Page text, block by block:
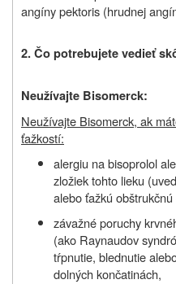
angíny pektoris (hrudnej
2. Čo potrebujete vedieť
Neužívajte Bisomerck:
Neužívajte Bisomerck, ak
ťažkostí:
alergiu na bisoprolol
zložiek tohto lieku
alebo ťažkú
závažné poruchy
(ako Raynaudov
tŕpnutie, blednutie
dolných končatinách,